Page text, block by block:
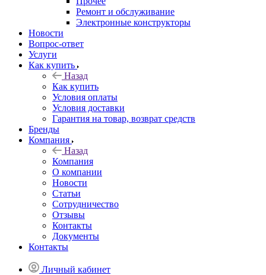
Ремонт и обслуживание
Электронные конструкторы
Новости
Вопрос-ответ
Услуги
Как купить
Назад
Как купить
Условия оплаты
Условия доставки
Гарантия на товар, возврат средств
Бренды
Компания
Назад
Компания
О компании
Новости
Статьи
Сотрудничество
Отзывы
Контакты
Документы
Контакты
Личный кабинет